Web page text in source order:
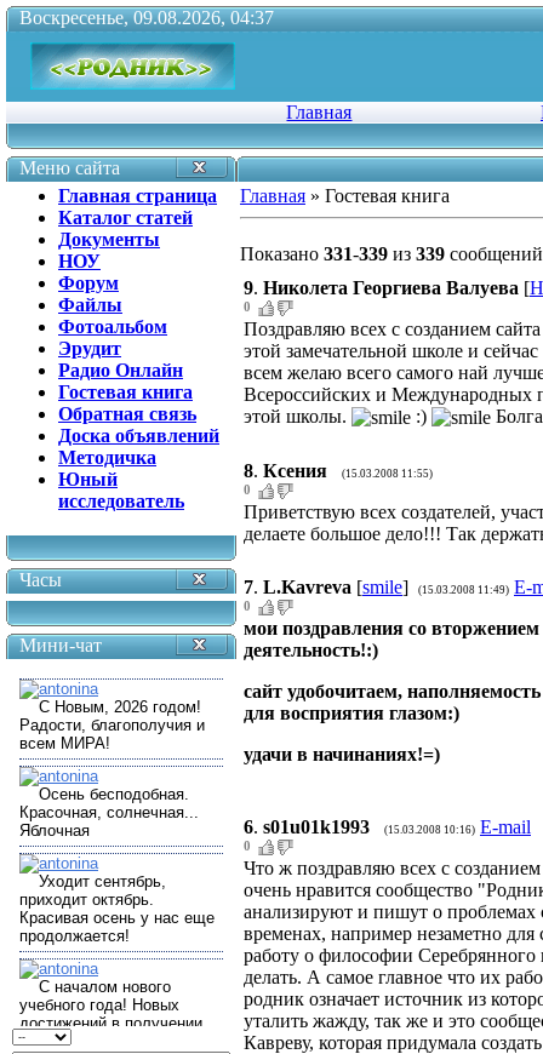
Воскресенье, 09.08.2026, 04:37
Главная
Меню сайта
Главная страница
Каталог статей
Документы
НОУ
Форум
Файлы
Фотоальбом
Эрудит
Радио Онлайн
Гостевая книга
Обратная связь
Доска объявлений
Методичка
Юный
исследователь
Часы
Мини-чат
Главная » Гостевая книга
Показано 331-339 из 339 сообщений
9. Николета Георгиева Валуева [
0
Поздравляю всех с созданием
этой замечательной школе и
всем желаю всего самого най
Всероссийских и Международных
этой школы.
:)
8. Ксения (15.03.2008 11:55)
0
Приветствую всех создателей,
делаете большое дело!!! Так
7. L.Kavreva [smile] (15.03.2008 11:49) E-
0
мои поздравления со
деятельность!:)
сайт удобочитаем,
для восприятия глазом:)
удачи в начинаниях!=)
6. s01u01k1993 (15.03.2008 10:16) E-mail
0
Что ж поздравляю всех с
очень нравится сообщество
анализируют и пишут о
временах, например незаметно для
работу о философии Серебрянного
делать. А самое главное что их
родник означает источник из
уталить жажду, так же и это
Кавреву, которая придумала